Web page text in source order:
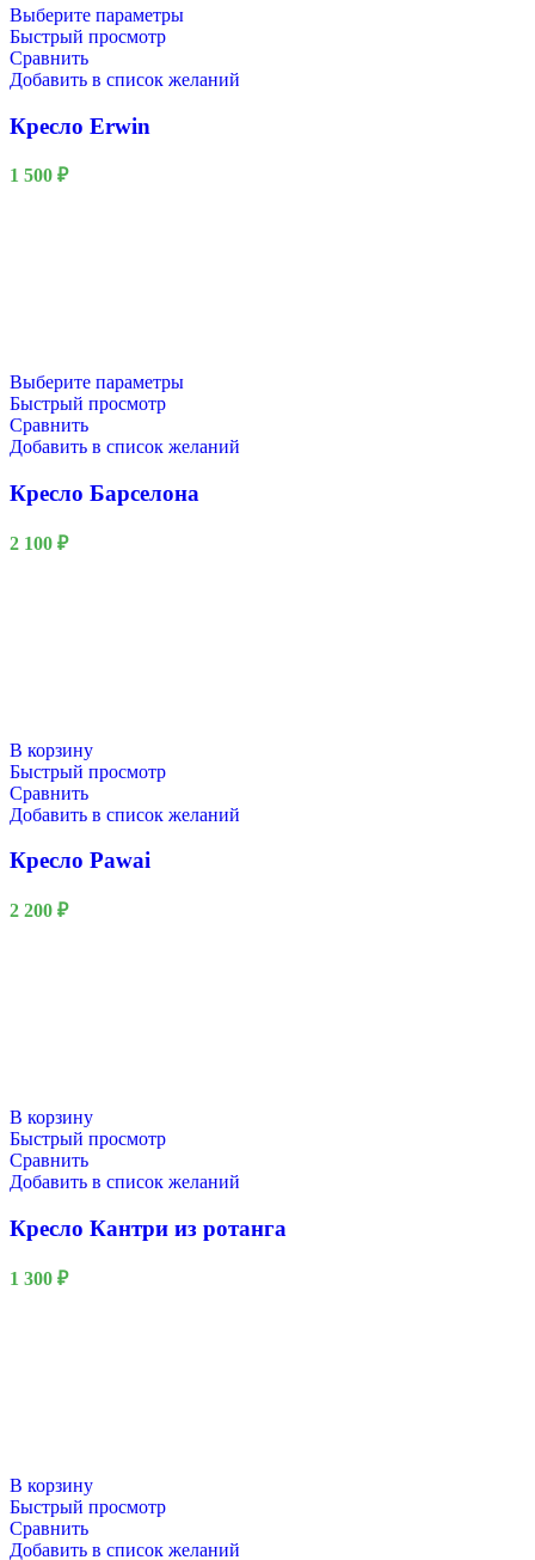
Выберите параметры
Быстрый просмотр
Сравнить
Добавить в список желаний
Кресло Erwin
1 500 ₽
Выберите параметры
Быстрый просмотр
Сравнить
Добавить в список желаний
Кресло Барселона
2 100 ₽
В корзину
Быстрый просмотр
Сравнить
Добавить в список желаний
Кресло Pawai
2 200 ₽
В корзину
Быстрый просмотр
Сравнить
Добавить в список желаний
Кресло Кантри из ротанга
1 300 ₽
В корзину
Быстрый просмотр
Сравнить
Добавить в список желаний